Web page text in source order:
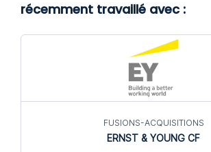
récemment travaillé avec :
FUSIONS-ACQUISITIONS
ERNST & YOUNG CF